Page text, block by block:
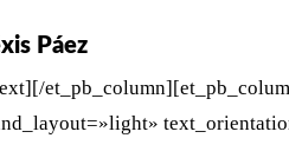
Páez